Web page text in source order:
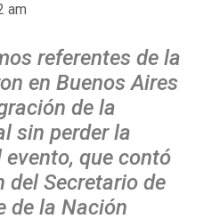
am
referentes de la
en Buenos Aires
de la
sin perder la
que contó
Secretario de
de la Nación